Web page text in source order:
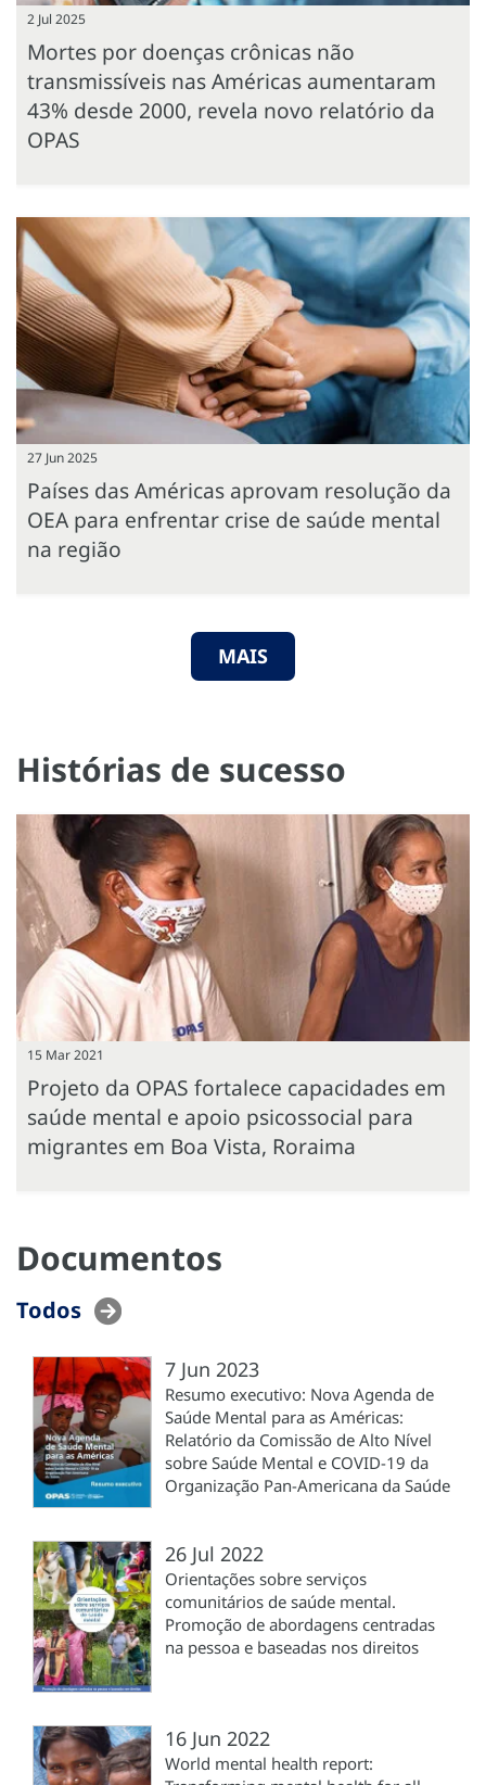
2 Jul 2025
Mortes por doenças crônicas não
transmissíveis nas Américas aumentaram
43% desde 2000, revela novo relatório da
OPAS
27 Jun 2025
Países das Américas aprovam resolução da
OEA para enfrentar crise de saúde mental
na região
MAIS
Histórias de sucesso
15 Mar 2021
Projeto da OPAS fortalece capacidades em
saúde mental e apoio psicossocial para
migrantes em Boa Vista, Roraima
Documentos
Todos
7 Jun 2023
Resumo executivo: Nova Agenda de
Saúde Mental para as Américas:
Relatório da Comissão de Alto Nível
sobre Saúde Mental e COVID-19 da
Organização Pan-Americana da Saúde
26 Jul 2022
Orientações sobre serviços
comunitários de saúde mental.
Promoção de abordagens centradas
na pessoa e baseadas nos direitos
16 Jun 2022
World mental health report: